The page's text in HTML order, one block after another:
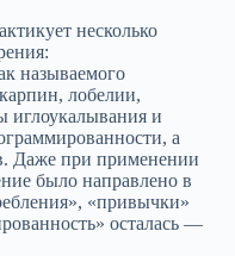
несколько
называемого
лобелии,
иглоукалывания и
а
Даже при применении
было направлено в
«привычки»
осталась —